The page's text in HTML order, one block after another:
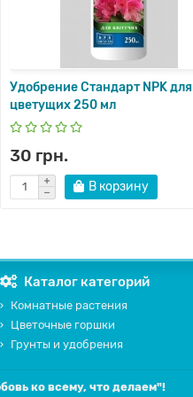
Удобрение Стандарт NPK для
цветущих 250 мл
30 грн.
В корзину
Каталог категорий
Комнатные растения
Цветочные горшки
Грунты и удобрения
ко всему, что делаем"!